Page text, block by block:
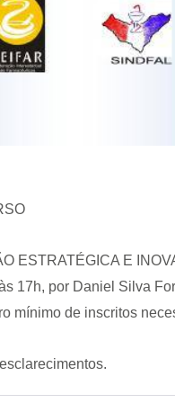
ESTRATÉGICA E
17h, por Daniel Silva
mínimo de inscritos
do
à